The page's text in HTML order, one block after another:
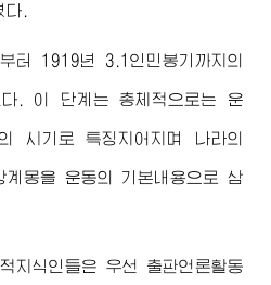
.
터 1919년 3.1인민봉기까지의
다. 이 단계는 총체적으로는 운
시기로 특징지어지며 나라의
계몽을 운동의 기본내용으로 삼
지식인들은 우선 출판언론활동